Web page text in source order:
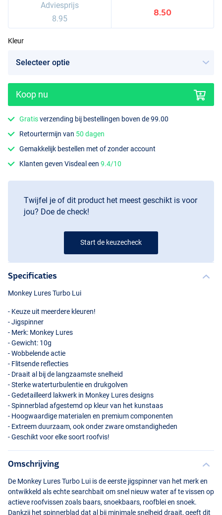
Inferno Tiger
Lean Bream
Adviesprijs
8.95
8.50
Kleur
Koop nu
Gratisverzending bij bestellingen boven de 99.00
Retourtermijn van 50 dagen
Gemakkelijk bestellen met of zonder account
Klanten geven Visdeal een9.4/10
Twijfel je of dit product het meest geschikt is voor
jou? Doe de check!
Start de keuzecheck
Specificaties
Monkey Lures Turbo Lui
- Keuze uit meerdere kleuren!
- Jigspinner
- Merk: Monkey Lures
- Gewicht: 10g
- Wobbelende actie
- Flitsende reflecties
- Draait al bij de langzaamste snelheid
- Sterke waterturbulentie en drukgolven
- Gedetailleerd lakwerk in Monkey Lures designs
- Spinnerblad afgestemd op kleur van het kunstaas
- Hoogwaardige materialen en premium componenten
- Extreem duurzaam, ook onder zware omstandigheden
- Geschikt voor elke soort roofvis!
Omschrijving
De Monkey Lures Turbo Lui is de eerste jigspinner van het merk en
ontwikkeld als echte searchbait om snel nieuw water af te vissen op
actieve roofvissen zoals baars, snoekbaars, roofblei en snoek.
Dankzij het spinnerblad dat al bij minimale snelheid draait, geeft dit